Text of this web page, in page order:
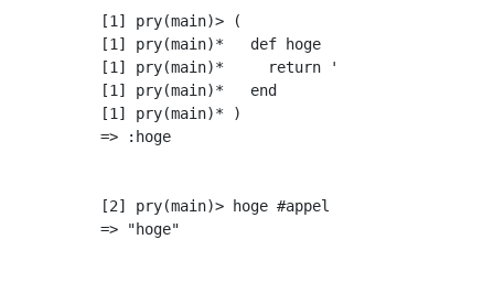
[1] pry(main)> (
[1] pry(main)*   def hoge
[1] pry(main)*     return 'hoge' #Traitement
[1] pry(main)*   end
[1] pry(main)* )
=> :hoge
[2] pry(main)> hoge #appel
=> "hoge"